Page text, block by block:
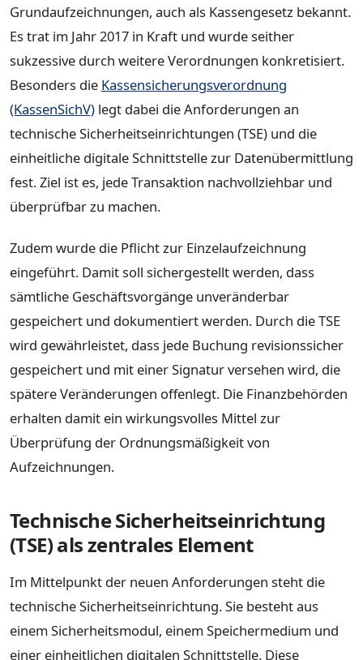
Grundaufzeichnungen, auch als Kassengesetz bekannt.
Es trat im Jahr 2017 in Kraft und wurde seither
sukzessive durch weitere Verordnungen konkretisiert.
Besonders die Kassensicherungsverordnung
(KassenSichV) legt dabei die Anforderungen an
technische Sicherheitseinrichtungen (TSE) und die
einheitliche digitale Schnittstelle zur Datenübermittlung
fest. Ziel ist es, jede Transaktion nachvollziehbar und
überprüfbar zu machen.
Zudem wurde die Pflicht zur Einzelaufzeichnung
eingeführt. Damit soll sichergestellt werden, dass
sämtliche Geschäftsvorgänge unveränderbar
gespeichert und dokumentiert werden. Durch die TSE
wird gewährleistet, dass jede Buchung revisionssicher
gespeichert und mit einer Signatur versehen wird, die
spätere Veränderungen offenlegt. Die Finanzbehörden
erhalten damit ein wirkungsvolles Mittel zur
Überprüfung der Ordnungsmäßigkeit von
Aufzeichnungen.
Technische Sicherheitseinrichtung
(TSE) als zentrales Element
Im Mittelpunkt der neuen Anforderungen steht die
technische Sicherheitseinrichtung. Sie besteht aus
einem Sicherheitsmodul, einem Speichermedium und
einer einheitlichen digitalen Schnittstelle. Diese